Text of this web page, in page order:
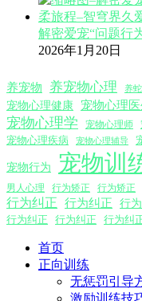
解密爱宠“问题行
2026年1月20日
养宠物 养宠物心理 养
宠物心理健康 宠物心理医
宠物心理学 宠物心理师
宠物心理疾病
宠物心理辅导
宠物行为 宠物训
男人心理 行为矫正 行为矫正
行为纠正 行为纠正 行
行为纠正
行为纠正 行为纠
首页
正向训练
无惩罚引导
激励训练技